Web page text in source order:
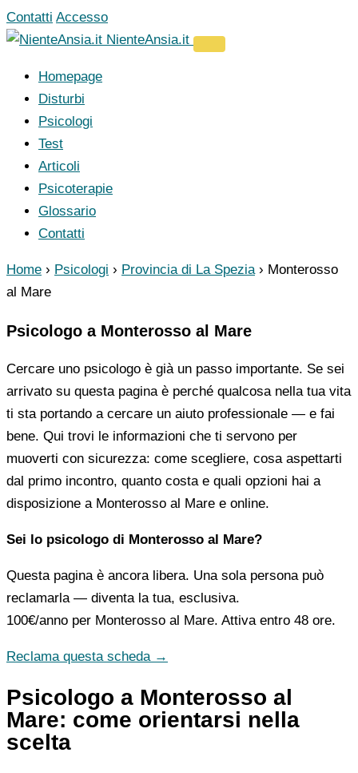
Vai
al
Contatti Accesso
NienteAnsia.it
Homepage
Disturbi
Psicologi
Test
Articoli
Psicoterapie
Glossario
Contatti
Home › Psicologi › Provincia di La Spezia › Monterosso
al Mare
Psicologo a Monterosso al Mare
Cercare uno psicologo è già un passo importante. Se sei
arrivato su questa pagina è perché qualcosa nella tua vita
ti sta portando a cercare un aiuto professionale — e fai
bene. Qui trovi le informazioni che ti servono per
muoverti con sicurezza: come scegliere, cosa aspettarti
dal primo incontro, quanto costa e quali opzioni hai a
disposizione a Monterosso al Mare e online.
Sei lo psicologo di Monterosso al Mare?
Questa pagina è ancora libera. Una sola persona può
reclamarla — diventa la tua, esclusiva.
100€/anno per Monterosso al Mare. Attiva entro 48 ore.
Reclama questa scheda →
Psicologo a Monterosso al
Mare: come orientarsi nella
scelta